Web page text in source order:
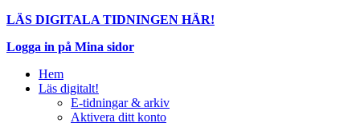
LÄS DIGITALA TIDNINGEN HÄR!
Logga in på Mina sidor
Hem
Läs digitalt!
E-tidningar & arkiv
Aktivera ditt konto